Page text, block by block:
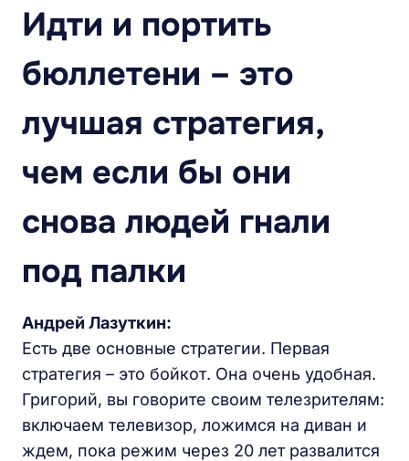
Идти и портить
бюллетени – это
лучшая стратегия,
чем если бы они
снова людей гнали
под палки
Андрей Лазуткин:
Есть две основные стратегии. Первая
стратегия – это бойкот. Она очень удобная.
Григорий, вы говорите своим телезрителям:
включаем телевизор, ложимся на диван и
ждем, пока режим через 20 лет развалится